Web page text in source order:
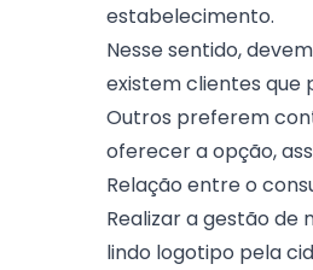
estabelecimento.
Nesse sentido,
existem clientes
Outros preferem
oferecer a opção,
Relação entre o
Realizar agestão de
lindo logotipo pela